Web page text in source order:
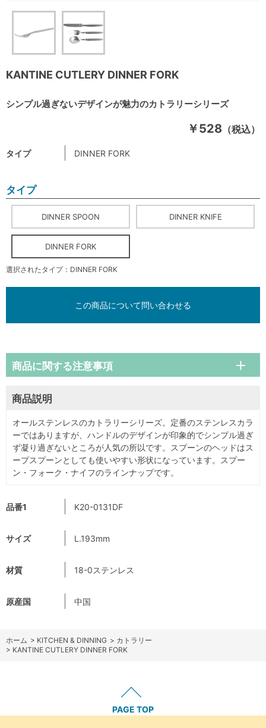
KANTINE CUTLERY DINNER FORK
シンプル過ぎないデザインが魅力のカトラリーシリーズ
￥528 （税込）
品番1 K20-0131DF
タイプ DINNER FORK
サイズ L.193mm
材質 18-0ステンレス
原産国 中国
タイプ
DINNER SPOON DINNER KNIFE
DINNER FORK
選択されたタイプ：DINNER FORK
この商品について問い合わせる
商品説明
オールステンレスのカトラリーシリーズ。定番のステンレスカラ
ーではありますが、ハンドルのデザインが印象的でシンプル過ぎ
ず凝り過ぎないところが人気の所以です。スプーンのヘッドはス
ープスプーンとしても使いやすい形状になっています。スプー
ン・フォーク・ナイフのラインナップです。
商品に関する注意事項
ホーム > KITCHEN & DINNING > カトラリー
> KANTINE CUTLERY DINNER FORK
PAGE TOP